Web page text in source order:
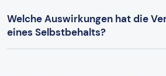
Welche Auswirkungen hat die
eines Selbstbehalts?